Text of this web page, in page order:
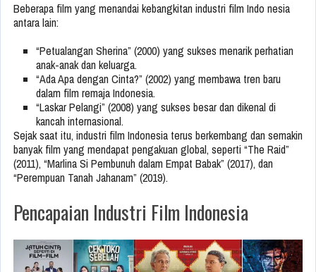
Beberapa film yang menandai kebangkitan industri film Indo nesia
antara lain:
“Petualangan Sherina” (2000) yang sukses menarik perhatian
anak-anak dan keluarga.
“Ada Apa dengan Cinta?” (2002) yang membawa tren baru
dalam film remaja Indonesia.
“Laskar Pelangi” (2008) yang sukses besar dan dikenal di
kancah internasional.
Sejak saat itu, industri film Indonesia terus berkembang dan semakin
banyak film yang mendapat pengakuan global, seperti “The Raid”
(2011), “Marlina Si Pembunuh dalam Empat Babak” (2017), dan
“Perempuan Tanah Jahanam” (2019).
Pencapaian Industri Film Indonesia